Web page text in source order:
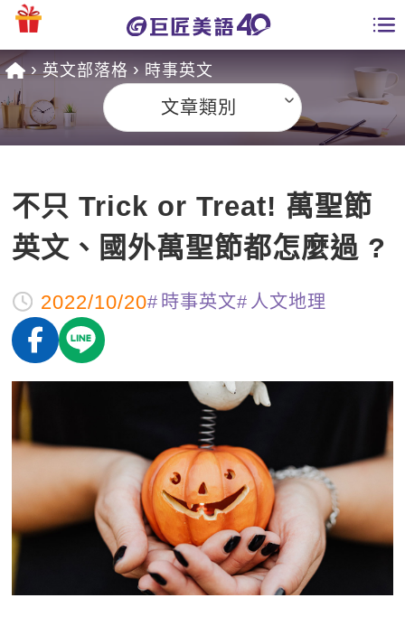
課程總覽
英文課程總表
英文會話
商用英文
英文檢定
GEPT 全民英檢課程
TOEFL 托福課程
英文聽力養成
開口溜英文
旅遊英文
基礎字彙
主題課程
英語俱樂部
Let's Talk
線上真人
日語
更多
一對一家教
全國分校
英文部落格
英文能力測驗
師資團隊
學習分享
學員讚出來
活動花絮
校園贊助
企業服務
學員專區
Recruiting
英文部落格 時事英文
文章類別
不只 Trick or Treat! 萬聖節
英文、國外萬聖節都怎麼過 ?
2022/10/20 時事英文 人文地理